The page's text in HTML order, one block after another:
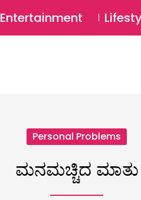
Entertainment
Personal Problems
ಮನಮಚ್ಚಿದ ಮಾತು